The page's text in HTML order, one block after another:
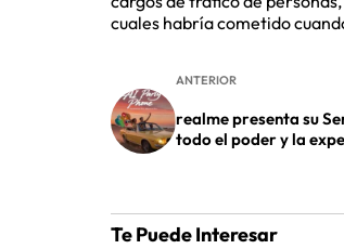
cuales habría cometido
ANTERIOR
realme presenta su
todo el poder y la
Te Puede Interesar